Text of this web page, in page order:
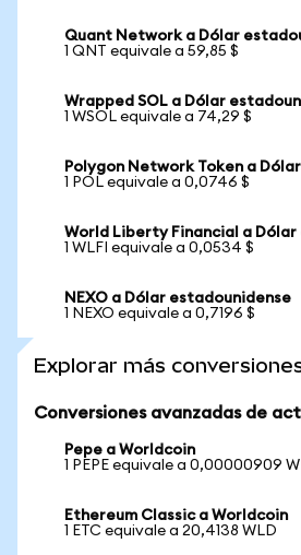
Quant Network a Dólar
1 QNT equivale a 59,85 $
Wrapped SOL a Dólar
1 WSOL equivale a 74,29 $
Polygon Network Token a
1 POL equivale a 0,0746 $
World Liberty Financial a
1 WLFI equivale a 0,0534 $
NEXO a Dólar estadounidense
1 NEXO equivale a 0,7196 $
Explorar más
Conversiones avanzadas de
Pepe a Worldcoin
1 PEPE equivale a 0,00000909
Ethereum Classic a Worldcoin
1 ETC equivale a 20,4138 WLD